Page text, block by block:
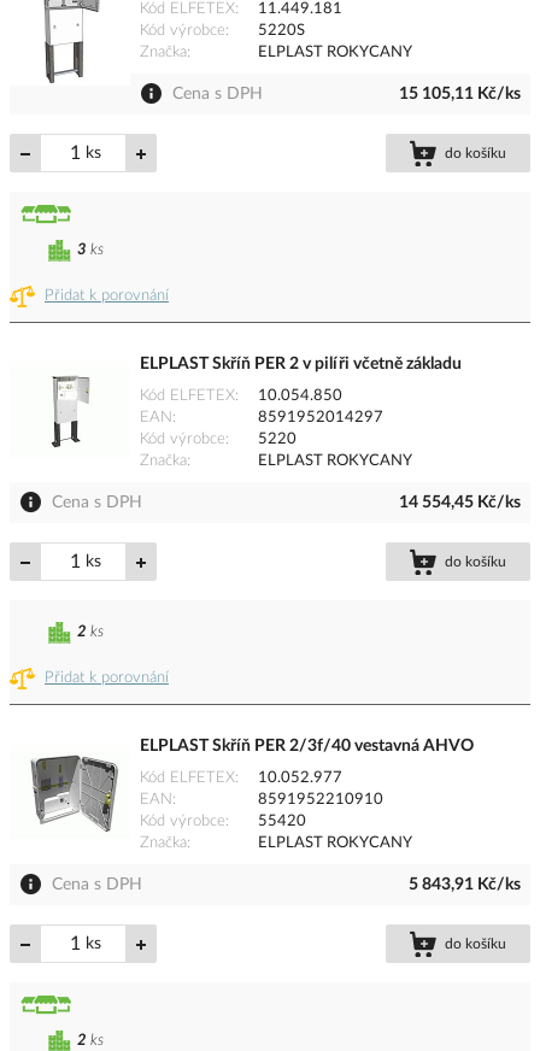
Kód ELFETEX
11.449.181
Kód výrobce
5220S
Značka
ELPLAST ROKYCANY
Cena s DPH 15 105,11 Kč/ks
ks do košíku
Přidat k porovnání
3 ks
ELPLAST Skříň PER 2 v pilíři včetně základu
Kód ELFETEX
10.054.850
EAN
8591952014297
Kód výrobce
5220
Značka
ELPLAST ROKYCANY
Cena s DPH 14 554,45 Kč/ks
ks do košíku
Přidat k porovnání
2 ks
ELPLAST Skříň PER 2/3f/40 vestavná AHVO
Kód ELFETEX
10.052.977
EAN
8591952210910
Kód výrobce
55420
Značka
ELPLAST ROKYCANY
Cena s DPH 5 843,91 Kč/ks
ks do košíku
2 ks